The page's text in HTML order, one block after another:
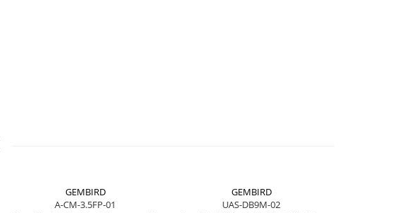
GEMBIRD
A-CM-3.5FP-01
GEMBIRD
UAS-DB9M-02